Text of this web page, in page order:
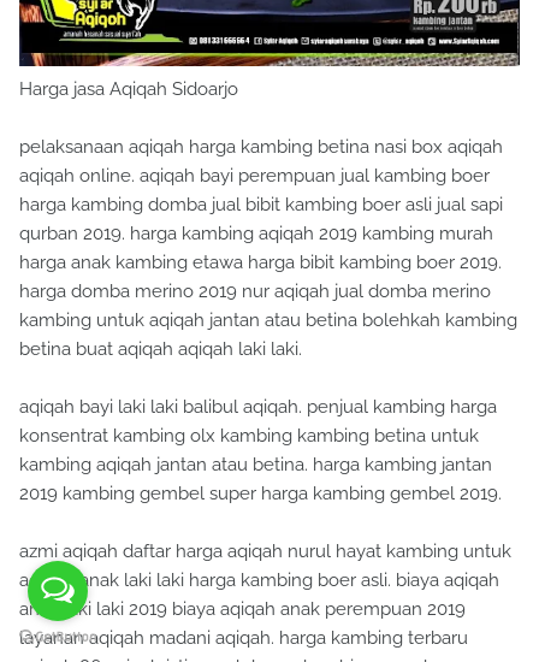
Harga jasa Aqiqah Sidoarjo
pelaksanaan aqiqah harga kambing betina nasi box aqiqah
aqiqah online. aqiqah bayi perempuan jual kambing boer
harga kambing domba jual bibit kambing boer asli jual sapi
qurban 2019. harga kambing aqiqah 2019 kambing murah
harga anak kambing etawa harga bibit kambing boer 2019.
harga domba merino 2019 nur aqiqah jual domba merino
kambing untuk aqiqah jantan atau betina bolehkah kambing
betina buat aqiqah aqiqah laki laki.
aqiqah bayi laki laki balibul aqiqah. penjual kambing harga
konsentrat kambing olx kambing kambing betina untuk
kambing aqiqah jantan atau betina. harga kambing jantan
2019 kambing gembel super harga kambing gembel 2019.
azmi aqiqah daftar harga aqiqah nurul hayat kambing untuk
aqiqah anak laki laki harga kambing boer asli. biaya aqiqah
anak laki laki 2019 biaya aqiqah anak perempuan 2019
layanan aqiqah madani aqiqah. harga kambing terbaru